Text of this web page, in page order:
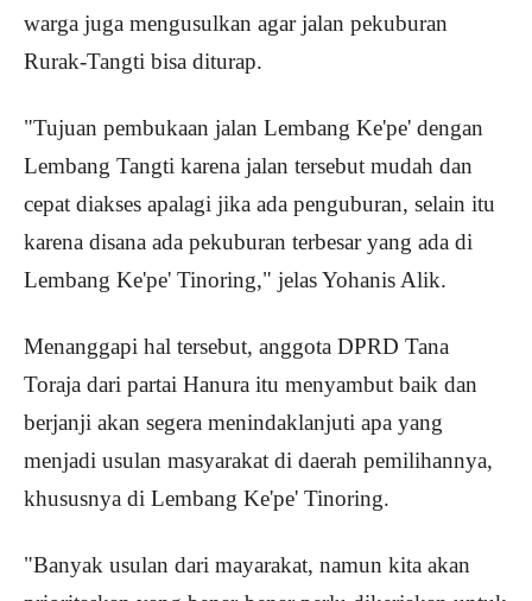
warga juga mengusulkan agar jalan pekuburan
Rurak-Tangti bisa diturap.
"Tujuan pembukaan jalan Lembang Ke'pe' dengan
Lembang Tangti karena jalan tersebut mudah dan
cepat diakses apalagi jika ada penguburan, selain itu
karena disana ada pekuburan terbesar yang ada di
Lembang Ke'pe' Tinoring," jelas Yohanis Alik.
Menanggapi hal tersebut, anggota DPRD Tana
Toraja dari partai Hanura itu menyambut baik dan
berjanji akan segera menindaklanjuti apa yang
menjadi usulan masyarakat di daerah pemilihannya,
khususnya di Lembang Ke'pe' Tinoring.
"Banyak usulan dari mayarakat, namun kita akan